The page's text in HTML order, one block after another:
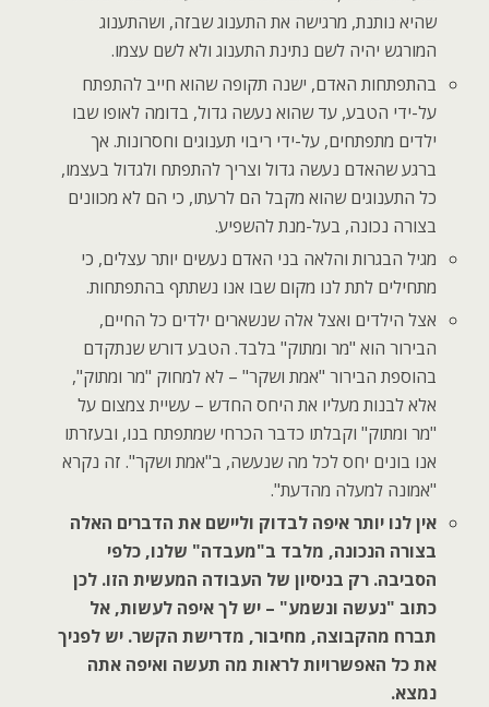
שהיא נותנת, מרגישה את התענוג שבזה, ושהתענוג
המורגש יהיה לשם נתינת התענוג ולא לשם עצמו.
בהתפתחות האדם, ישנה תקופה שהוא חייב להתפתח
על-ידי הטבע, עד שהוא נעשה גדול, בדומה לאופו שבו
ילדים מתפתחים, על-ידי ריבוי תענוגים וחסרונות. אך
ברגע שהאדם נעשה גדול וצריך להתפתח ולגדול בעצמו,
כל התענוגים שהוא מקבל הם לרעתו, כי הם לא מכוונים
בצורה נכונה, בעל-מנת להשפיע.
מגיל הבגרות והלאה בני האדם נעשים יותר עצלים, כי
מתחילים לתת לנו מקום שבו אנו נשתתף בהתפתחות.
אצל הילדים ואצל אלה שנשארים ילדים כל החיים,
הבירור הוא "מר ומתוק" בלבד. הטבע דורש שנתקדם
בהוספת הבירור "אמת ושקר" – לא למחוק "מר ומתוק",
אלא לבנות מעליו את היחס החדש – עשיית צמצום על
"מר ומתוק" וקבלתו כדבר הכרחי שמתפתח בנו, ובעזרתו
אנו בונים יחס לכל מה שנעשה, ב"אמת ושקר". זה נקרא
"אמונה למעלה מהדעת".
אין לנו יותר איפה לבדוק וליישם את הדברים האלה
בצורה הנכונה, מלבד ב"מעבדה" שלנו, כלפי
הסביבה. רק בניסיון של העבודה המעשית הזו. לכן
כתוב "נעשה ונשמע" – יש לך איפה לעשות, אל
תברח מהקבוצה, מחיבור, מדרישת הקשר. יש לפניך
את כל האפשרויות לראות מה תעשה ואיפה אתה
נמצא.